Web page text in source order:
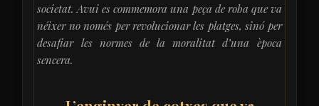
societat. Avui es commemora una peça de roba que va
néixer no només per revolucionar les platges, sinó per
desafiar les normes de la moralitat d’una època
sencera.